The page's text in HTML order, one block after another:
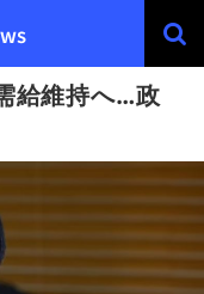
給維持へ…政